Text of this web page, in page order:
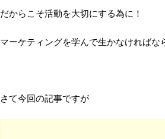
だからこそ活動を大切にする為に！
マーケティングを学んで生かなければな
さて今回の記事ですが